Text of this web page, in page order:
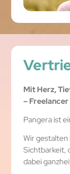
Mit Herz,
–
Pangera ist
Wir
Sichtbarkeit,
dabei